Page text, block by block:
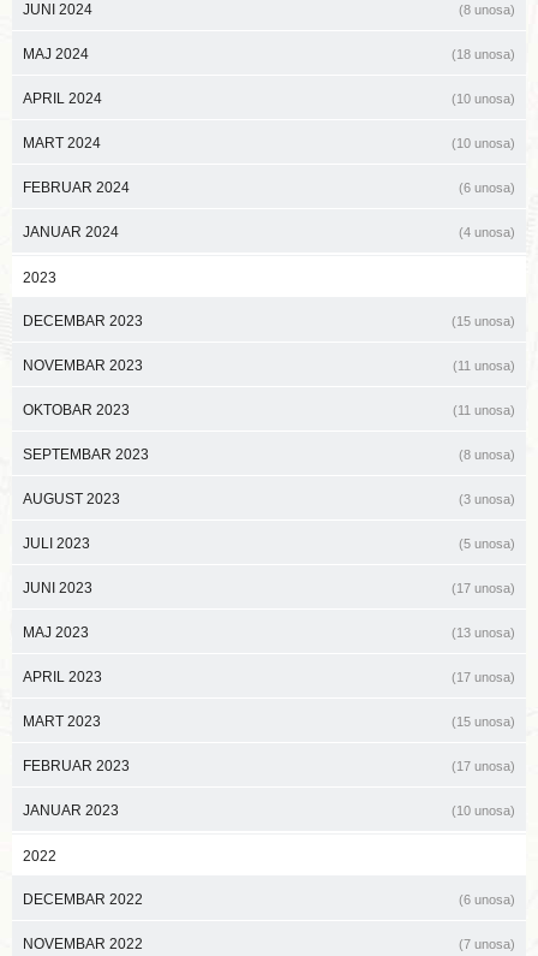
JUNI 2024 (8 unosa)
MAJ 2024 (18 unosa)
APRIL 2024 (10 unosa)
MART 2024 (10 unosa)
FEBRUAR 2024 (6 unosa)
JANUAR 2024 (4 unosa)
2023
DECEMBAR 2023 (15 unosa)
NOVEMBAR 2023 (11 unosa)
OKTOBAR 2023 (11 unosa)
SEPTEMBAR 2023 (8 unosa)
AUGUST 2023 (3 unosa)
JULI 2023 (5 unosa)
JUNI 2023 (17 unosa)
MAJ 2023 (13 unosa)
APRIL 2023 (17 unosa)
MART 2023 (15 unosa)
FEBRUAR 2023 (17 unosa)
JANUAR 2023 (10 unosa)
2022
DECEMBAR 2022 (6 unosa)
NOVEMBAR 2022 (7 unosa)